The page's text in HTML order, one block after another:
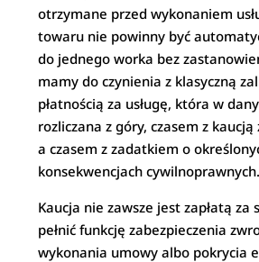
otrzymane przed wykonaniem
towaru nie powinny być
do jednego worka bez
mamy do czynienia z klasyczną
płatnością za usługę, która w
rozliczana z góry, czasem z kaucją
a czasem z zadatkiem o
konsekwencjach cywilnoprawnych.
Kaucja nie zawsze jest zapłatą za
pełnić funkcję zabezpieczenia
wykonania umowy albo pokrycia